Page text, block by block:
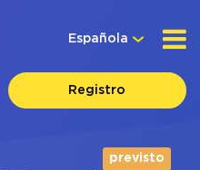
Española
Registro
previsto